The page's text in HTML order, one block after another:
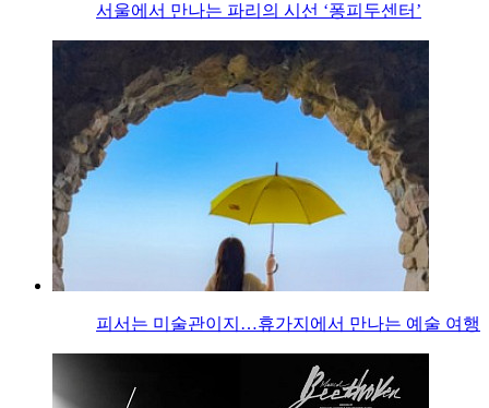
서울에서 만나는 파리의 시선 ‘퐁피두센터’
피서는 미술관이지…휴가지에서 만나는 예술 여행